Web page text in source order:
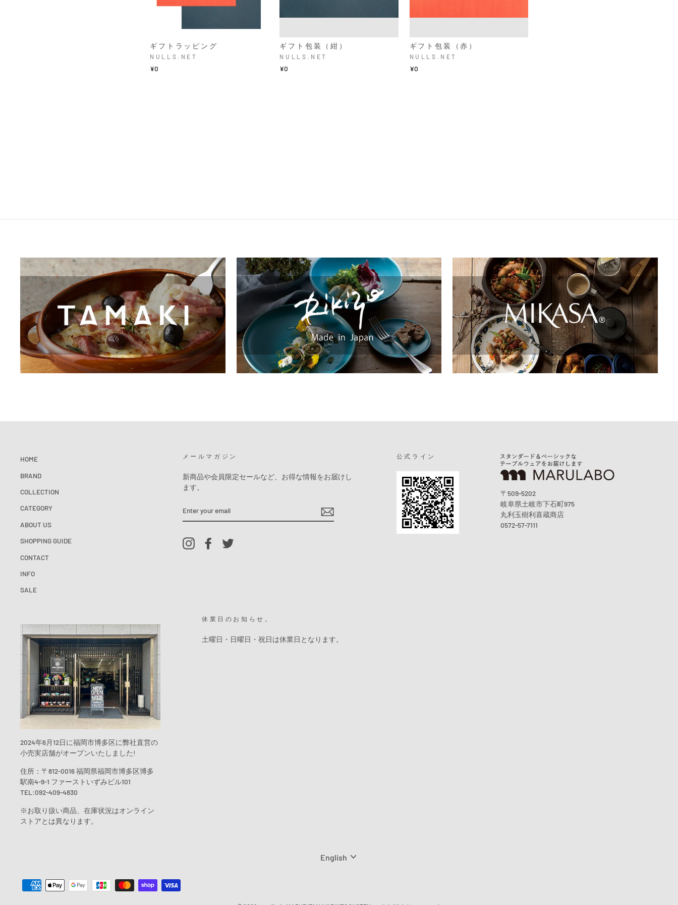
ギフトラッピング
NULLS.NET
¥0
ギフト包装（紺）
NULLS.NET
¥0
ギフト包装（赤）
NULLS.NET
¥0
HOME
BRAND
COLLECTION
CATEGORY
ABOUT US
SHOPPING GUIDE
CONTACT
INFO
SALE
メールマガジン
新商品や会員限定セールなど、お得な情報をお届けし
ます。
YOUR
EMAIL
InstagramFacebook
公式ライン
〒509-5202
岐阜県土岐市下石町975
丸利玉樹利喜蔵商店
0572-57-7111
2024年6月12日に福岡市博多区に弊社直営の
小売実店舗がオープンいたしました!
住所：〒812-0016 福岡県福岡市博多区博多
駅南4-9-1 ファーストいずみビル101
TEL:092-409-4830
※お取り扱い商品、在庫状況はオンライン
ストアとは異なります。
休業日のお知らせ。
土曜日・日曜日・祝日は休業日となります。
Language
English